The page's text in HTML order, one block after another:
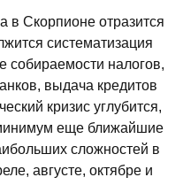
в Скорпионе отразится
систематизация
собираемости налогов,
выдача кредитов
кризис углубится,
минимум еще ближайшие
сложностей в
августе, октябре и